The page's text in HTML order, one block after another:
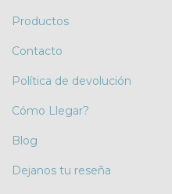
Productos
Contacto
Política de devolución
Cómo Llegar?
Blog
Dejanos tu reseña